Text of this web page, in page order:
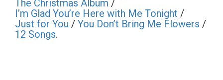
The Christmas Album /
I’m Glad You’re Here with Me Tonight /
Just for You / You Don’t Bring Me Flowers /
12 Songs.